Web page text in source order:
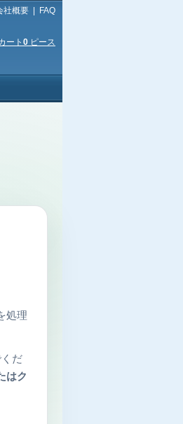
社概要 FAQ
ート 0 ピース
処理
だ
はク